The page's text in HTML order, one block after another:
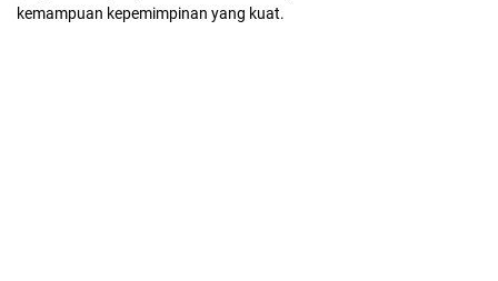
kemampuan kepemimpinan yang kuat.